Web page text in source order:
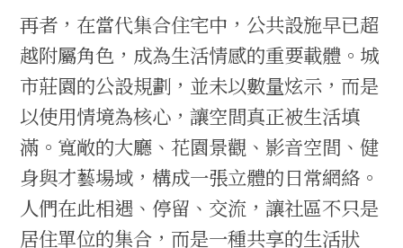
再者，在當代集合住宅中，公共設施早已超
越附屬角色，成為生活情感的重要載體。城
市莊園的公設規劃，並未以數量炫示，而是
以使用情境為核心，讓空間真正被生活填
滿。寬敞的大廳、花園景觀、影音空間、健
身與才藝場域，構成一張立體的日常網絡。
人們在此相遇、停留、交流，讓社區不只是
居住單位的集合，而是一種共享的生活狀